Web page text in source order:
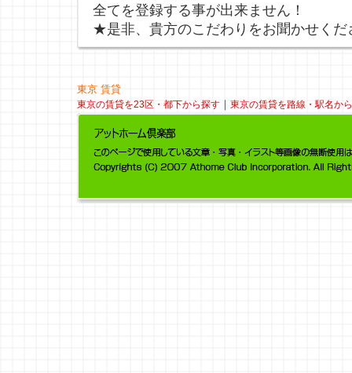
全てを登録する事が出来ません！
★是非、貴方のこだわりをお聞かせくだ
東京 賃貸
東京の賃貸を23区・都下から探す｜ 東京の賃貸を路線・駅名か